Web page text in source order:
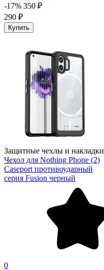
-17% 350 ₽
290 ₽
Купить
Защитные чехлы и накладки
Чехол для Nothing Phone (2)
Caseport противоударный
серия Fusion черный
0